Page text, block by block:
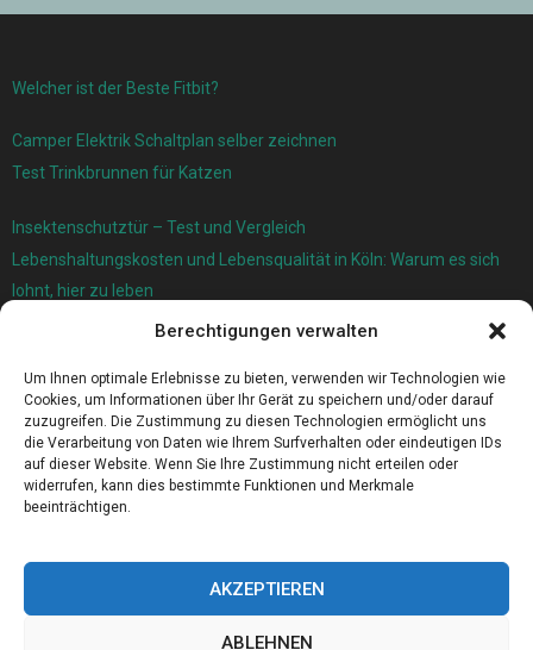
Berechtigungen verwalten
Um Ihnen optimale Erlebnisse zu bieten, verwenden wir Technologien wie
Cookies, um Informationen über Ihr Gerät zu speichern und/oder darauf
zuzugreifen. Die Zustimmung zu diesen Technologien ermöglicht uns
die Verarbeitung von Daten wie Ihrem Surfverhalten oder eindeutigen IDs
auf dieser Website. Wenn Sie Ihre Zustimmung nicht erteilen oder
widerrufen, kann dies bestimmte Funktionen und Merkmale
beeinträchtigen.
AKZEPTIEREN
ABLEHNEN
Welcher ist der Beste Fitbit?
Camper Elektrik Schaltplan selber zeichnen
Test Trinkbrunnen für Katzen
Insektenschutztür – Test und Vergleich
Lebenshaltungskosten und Lebensqualität in Köln: Warum es sich
lohnt, hier zu leben
Ersatzfedern für Ihr Trampolin
Holländischer Stoffmarkt in Ihrer Nähe